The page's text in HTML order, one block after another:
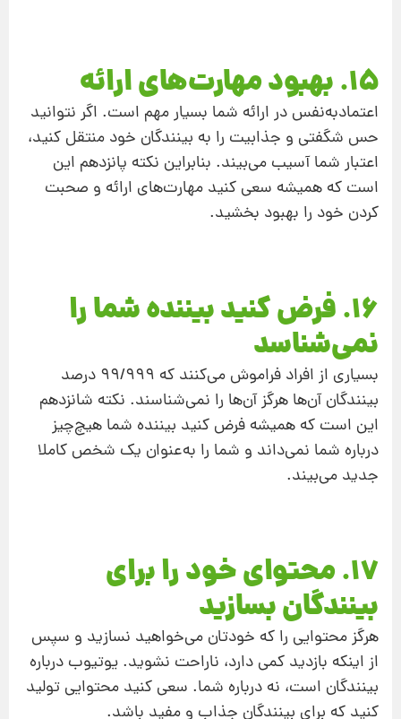
15. بهبود مهارت‌های ارائه
اعتمادبه‌نفس در ارائه شما بسیار مهم است. اگر نتوانید
حس شگفتی و جذابیت را به بینندگان خود منتقل کنید،
اعتبار شما آسیب می‌بیند. بنابراین نکته پانزدهم این
است که همیشه سعی کنید مهارت‌های ارائه و صحبت
کردن خود را بهبود بخشید.
16. فرض کنید بیننده شما را
نمی‌شناسد
بسیاری از افراد فراموش می‌کنند که ۹۹/۹۹۹ درصد
بینندگان آن‌ها هرگز آن‌ها را نمی‌شناسند. نکته شانزدهم
این است که همیشه فرض کنید بیننده شما هیچ‌چیز
درباره شما نمی‌داند و شما را به‌عنوان یک شخص کاملا
جدید می‌بیند.
17. محتوای خود را برای
بینندگان بسازید
هرگز محتوایی را که خودتان می‌خواهید نسازید و سپس
از اینکه بازدید کمی دارد، ناراحت نشوید. یوتیوب درباره
بینندگان است، نه درباره شما. سعی کنید محتوایی تولید
کنید که برای بینندگان جذاب و مفید باشد.